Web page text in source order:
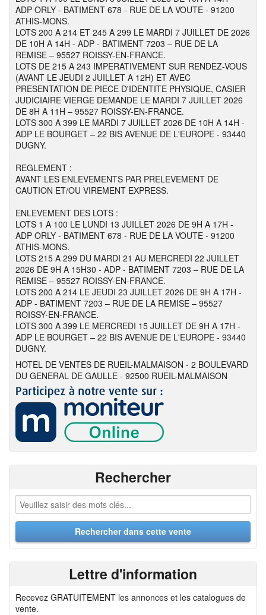
ADP ORLY - BATIMENT 678 - RUE DE LA VOUTE - 91200
ATHIS-MONS.
LOTS 200 A 214 ET 245 A 299 LE MARDI 7 JUILLET DE 2026
DE 10H A 14H - ADP - BATIMENT 7203 – RUE DE LA
REMISE – 95527 ROISSY-EN-FRANCE.
LOTS DE 215 A 243 IMPERATIVEMENT SUR RENDEZ-VOUS
(AVANT LE JEUDI 2 JUILLET A 12H) ET AVEC
PRESENTATION DE PIECE D'IDENTITE PHYSIQUE, CASIER
JUDICIAIRE VIERGE DEMANDE LE MARDI 7 JUILLET 2026
DE 8H A 11H – 95527 ROISSY-EN-FRANCE.
LOTS 300 A 399 LE MARDI 7 JUILLET 2026 DE 10H A 14H -
ADP LE BOURGET – 22 BIS AVENUE DE L'EUROPE - 93440
DUGNY.
REGLEMENT :
AVANT LES ENLEVEMENTS PAR PRELEVEMENT DE
CAUTION ET/OU VIREMENT EXPRESS.
ENLEVEMENT DES LOTS :
LOTS 1 A 100 LE LUNDI 13 JUILLET 2026 DE 9H A 17H -
ADP ORLY - BATIMENT 678 - RUE DE LA VOUTE - 91200
ATHIS-MONS.
LOTS 215 A 299 DU MARDI 21 AU MERCREDI 22 JUILLET
2026 DE 9H A 15H30 - ADP - BATIMENT 7203 – RUE DE LA
REMISE – 95527 ROISSY-EN-FRANCE.
LOTS 200 A 214 LE JEUDI 23 JUILLET 2026 DE 9H A 17H -
ADP - BATIMENT 7203 – RUE DE LA REMISE – 95527
ROISSY-EN-FRANCE.
LOTS 300 A 399 LE MERCREDI 15 JUILLET DE 9H A 17H -
ADP LE BOURGET – 22 BIS AVENUE DE L'EUROPE - 93440
DUGNY.
HOTEL DE VENTES DE RUEIL-MALMAISON - 2 BOULEVARD
DU GENERAL DE GAULLE - 92500 RUEIL-MALMAISON
Rechercher
Lettre d'information
Recevez GRATUITEMENT les annonces et les catalogues de
vente.